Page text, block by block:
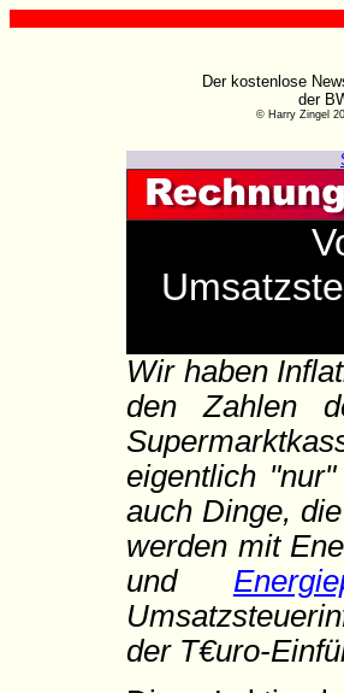
Der kostenlose
der
© Harry Zingel
Wir haben
den Zahlen
eigentlich
auch Dinge,
werden mit
und
der T€uro-